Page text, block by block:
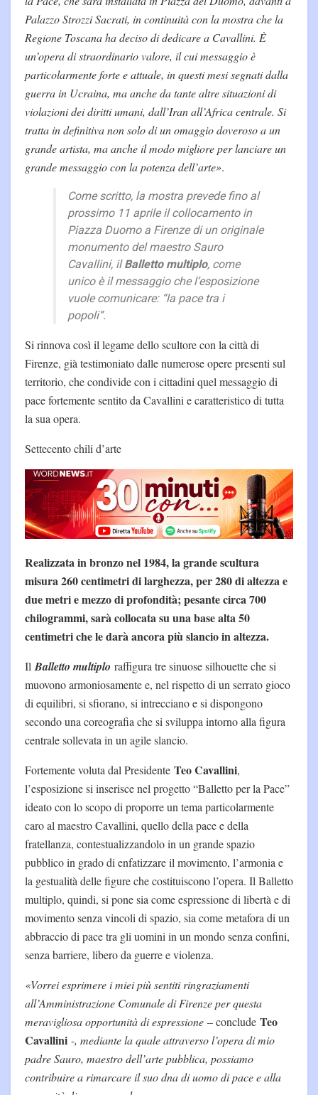
Palazzo Strozzi Sacrati, in continuità con la mostra che la
Regione Toscana ha deciso di dedicare a Cavallini. È
un’opera di straordinario valore, il cui messaggio è
particolarmente forte e attuale, in questi mesi segnati dalla
guerra in Ucraina, ma anche da tante altre situazioni di
violazioni dei diritti umani, dall’Iran all’Africa centrale. Si
tratta in definitiva non solo di un omaggio doveroso a un
grande artista, ma anche il modo migliore per lanciare un
grande messaggio con la potenza dell’arte».
Come scritto, la mostra prevede fino al
prossimo 11 aprile il collocamento in
Piazza Duomo a Firenze di un originale
monumento del maestro Sauro
Cavallini, ilBalletto multiplo, come
unico è il messaggio che l’esposizione
vuole comunicare: “la pace tra i
popoli”.
Si rinnova così il legame dello scultore con la città di
Firenze, già testimoniato dalle numerose opere presenti sul
territorio, che condivide con i cittadini quel messaggio di
pace fortemente sentito da Cavallini e caratteristico di tutta
la sua opera.
Settecento chili d’arte
Realizzata in bronzo nel 1984, la grande scultura
misura 260 centimetri di larghezza, per 280 di altezza e
due metri e mezzo di profondità; pesante circa 700
chilogrammi, sarà collocata su una base alta 50
centimetri che le darà ancora più slancio in altezza.
Il Balletto multiplo raffigura tre sinuose silhouette che si
muovono armoniosamente e, nel rispetto di un serrato gioco
di equilibri, si sfiorano, si intrecciano e si dispongono
secondo una coreografia che si sviluppa intorno alla figura
centrale sollevata in un agile slancio.
Fortemente voluta dal Presidente Teo Cavallini,
l’esposizione si inserisce nel progetto “Balletto per la Pace”
ideato con lo scopo di proporre un tema particolarmente
caro al maestro Cavallini, quello della pace e della
fratellanza, contestualizzandolo in un grande spazio
pubblico in grado di enfatizzare il movimento, l’armonia e
la gestualità delle figure che costituiscono l’opera. Il Balletto
multiplo, quindi, si pone sia come espressione di libertà e di
movimento senza vincoli di spazio, sia come metafora di un
abbraccio di pace tra gli uomini in un mondo senza confini,
senza barriere, libero da guerre e violenza.
«Vorrei esprimere i miei più sentiti ringraziamenti
all’Amministrazione Comunale di Firenze per questa
meravigliosa opportunità di espressione – conclude Teo
Cavallini -, mediante la quale attraverso l’opera di mio
padre Sauro, maestro dell’arte pubblica, possiamo
contribuire a rimarcare il suo dna di uomo di pace e alla